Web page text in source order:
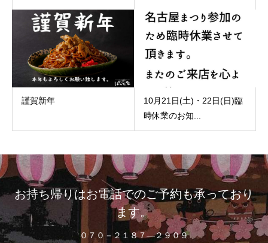
謹賀新年
10月21日(土)・22日(日)臨
時休業のお知...
お持ち帰りはお電話でのご予約も承っており
ます。
０７０－２１８７―２９０９